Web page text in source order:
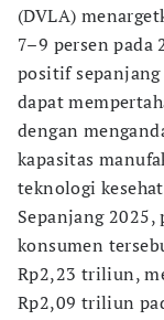
(DVLA)
7–9 persen pada
positif
dapat
dengan
kapasitas
teknologi
Sepanjang 2025,
konsumen
Rp2,23 triliun,
Rp2,09 triliun